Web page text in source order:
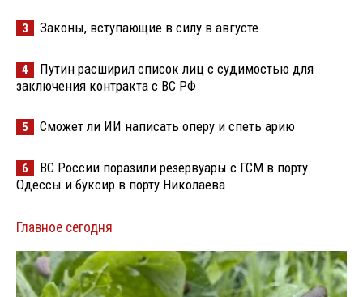
3 Законы, вступающие в силу в августе
4
Путин расширил список лиц с судимостью для
заключения контракта с ВС РФ
5 Сможет ли ИИ написать оперу и спеть арию
6
ВС России поразили резервуары с ГСМ в порту
Одессы и буксир в порту Николаева
Главное сегодня